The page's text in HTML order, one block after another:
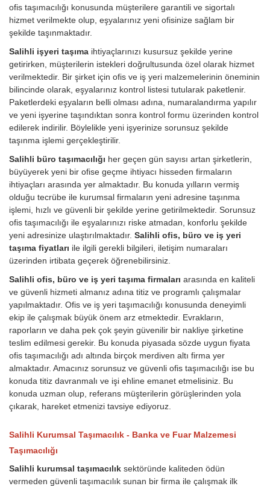
ofis taşımacılığı konusunda müşterilere garantili ve sigortalı
hizmet verilmekte olup, eşyalarınız yeni ofisinize sağlam bir
şekilde taşınmaktadır.
Salihli işyeri taşıma ihtiyaçlarınızı kusursuz şekilde yerine
getirirken, müşterilerin istekleri doğrultusunda özel olarak hizmet
verilmektedir. Bir şirket için ofis ve iş yeri malzemelerinin öneminin
bilincinde olarak, eşyalarınız kontrol listesi tutularak paketlenir.
Paketlerdeki eşyaların belli olması adına, numaralandırma yapılır
ve yeni işyerine taşındıktan sonra kontrol formu üzerinden kontrol
edilerek indirilir. Böylelikle yeni işyerinize sorunsuz şekilde
taşınma işlemi gerçekleştirilir.
Salihli büro taşımacılığı her geçen gün sayısı artan şirketlerin,
büyüyerek yeni bir ofise geçme ihtiyacı hisseden firmaların
ihtiyaçları arasında yer almaktadır. Bu konuda yılların vermiş
olduğu tecrübe ile kurumsal firmaların yeni adresine taşınma
işlemi, hızlı ve güvenli bir şekilde yerine getirilmektedir. Sorunsuz
ofis taşımacılığı ile eşyalarınızı riske atmadan, konforlu şekilde
yeni adresinize ulaştırılmaktadır. Salihli ofis, büro ve iş yeri
taşıma fiyatları ile ilgili gerekli bilgileri, iletişim numaraları
üzerinden irtibata geçerek öğrenebilirsiniz.
Salihli ofis, büro ve iş yeri taşıma firmaları arasında en kaliteli
ve güvenli hizmeti almanız adına titiz ve programlı çalışmalar
yapılmaktadır. Ofis ve iş yeri taşımacılığı konusunda deneyimli
ekip ile çalışmak büyük önem arz etmektedir. Evrakların,
raporların ve daha pek çok şeyin güvenilir bir nakliye şirketine
teslim edilmesi gerekir. Bu konuda piyasada sözde uygun fiyata
ofis taşımacılığı adı altında birçok merdiven altı firma yer
almaktadır. Amacınız sorunsuz ve güvenli ofis taşımacılığı ise bu
konuda titiz davranmalı ve işi ehline emanet etmelisiniz. Bu
konuda uzman olup, referans müşterilerin görüşlerinden yola
çıkarak, hareket etmenizi tavsiye ediyoruz.
Salihli Kurumsal Taşımacılık - Banka ve Fuar Malzemesi
Taşımacılığı
Salihli kurumsal taşımacılık sektöründe kaliteden ödün
vermeden güvenli taşımacılık sunan bir firma ile çalışmak ilk